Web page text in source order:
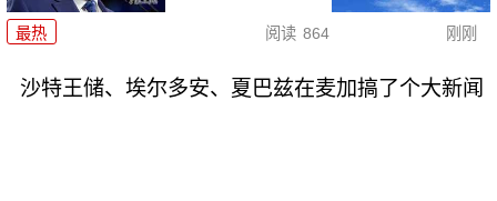
最热 阅读 864 刚刚
沙特王储、埃尔多安、夏巴兹在麦加搞了个大新闻